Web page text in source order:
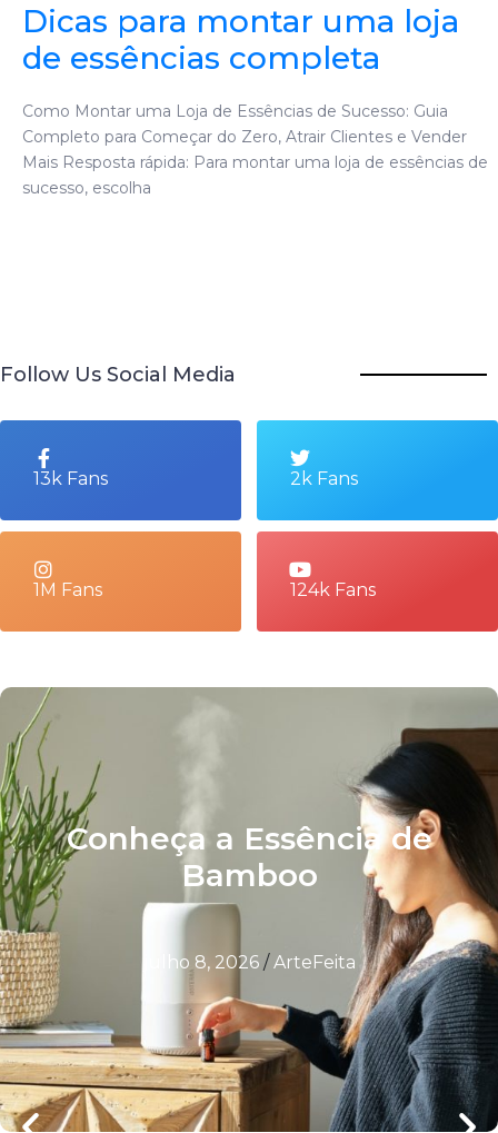
Dicas para montar uma loja
de essências completa
Como Montar uma Loja de Essências de Sucesso: Guia
Completo para Começar do Zero, Atrair Clientes e Vender
Mais Resposta rápida: Para montar uma loja de essências de
sucesso, escolha
Follow Us Social Media
13k Fans 2k Fans
1M Fans 124k Fans
Conheça a Essência de
Bamboo
julho 8, 2026 / ArteFeita